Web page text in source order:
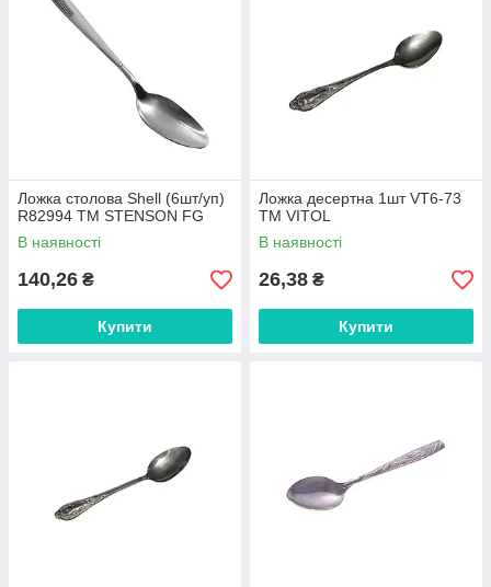
Ложка столова Shell (6шт/уп)
R82994 ТМ STENSON FG
В наявності
140,26 ₴
Купити
Ложка десертна 1шт VT6-73
ТМ VITOL
В наявності
26,38 ₴
Купити